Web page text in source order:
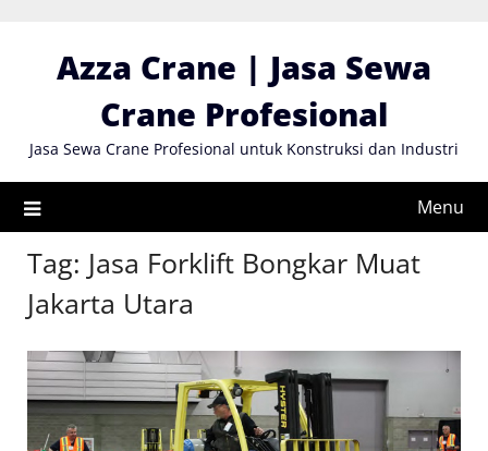
contentAzza Crane | Jasa Sewa
Crane Profesional
Jasa Sewa Crane Profesional untuk Konstruksi dan Industri
Menu
Tag: Jasa Forklift Bongkar Muat
Jakarta Utara